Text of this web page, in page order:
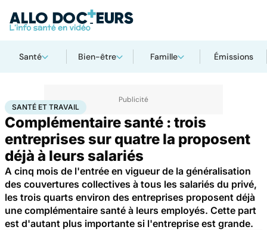
Santé Bien-être Famille Émissions
AccueilSantéSanté et travail
SANTÉ ET TRAVAIL
Complémentaire santé : trois
entreprises sur quatre la proposent
déjà à leurs salariés
A cinq mois de l'entrée en vigueur de la généralisation
des couvertures collectives à tous les salariés du privé,
les trois quarts environ des entreprises proposent déjà
une complémentaire santé à leurs employés. Cette part
est d'autant plus importante si l'entreprise est grande.